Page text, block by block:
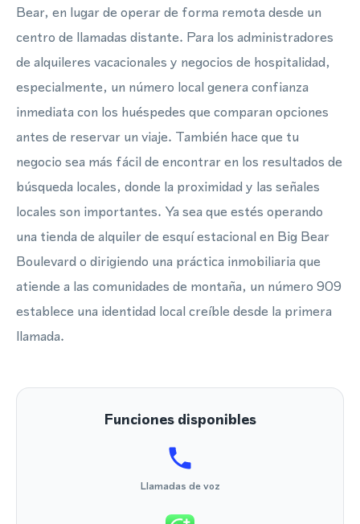
Bear, en lugar de operar de forma remota desde un
centro de llamadas distante. Para los administradores
de alquileres vacacionales y negocios de hospitalidad,
especialmente, un número local genera confianza
inmediata con los huéspedes que comparan opciones
antes de reservar un viaje. También hace que tu
negocio sea más fácil de encontrar en los resultados de
búsqueda locales, donde la proximidad y las señales
locales son importantes. Ya sea que estés operando
una tienda de alquiler de esquí estacional en Big Bear
Boulevard o dirigiendo una práctica inmobiliaria que
atiende a las comunidades de montaña, un número 909
establece una identidad local creíble desde la primera
llamada.
Funciones disponibles
Llamadas de voz